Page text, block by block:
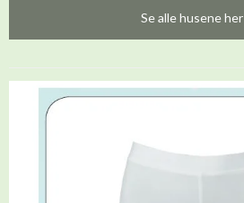
Se alle husene her